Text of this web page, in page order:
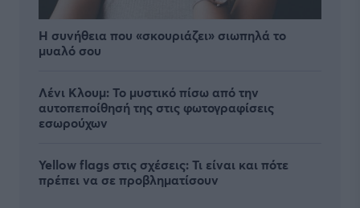
Η συνήθεια που «σκουριάζει» σιωπηλά το
μυαλό σου
Λένι Κλουμ: Το μυστικό πίσω από την
αυτοπεποίθησή της στις φωτογραφίσεις
εσωρούχων
Yellow flags στις σχέσεις: Τι είναι και πότε
πρέπει να σε προβληματίσουν